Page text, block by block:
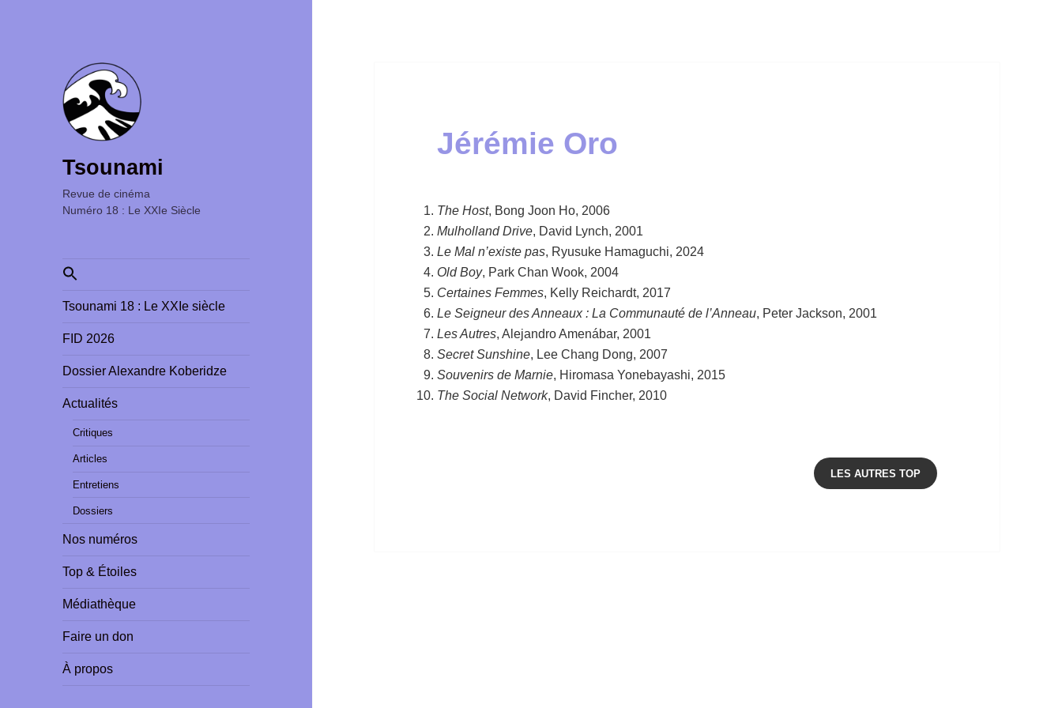
Tsounami
Revue de cinéma ‎ ‎ ‎ ‎ ‎ ‎ ‎ ‎ ‎ ‎ ‎ ‎ ‎ ‎ ‎ ‎ ‎ ‎ ‎ ‎ ‎ ‎ ‎ ‎ ‎ ‎
Numéro 18 : Le XXIe Siècle
Search
for:
Tsounami 18 : Le XXIe siècle
FID 2026
Dossier Alexandre Koberidze
Actualités
Critiques
Articles
Entretiens
Dossiers
Nos numéros
Top & Étoiles
Médiathèque
Faire un don
À propos
Jérémie Oro
The Host, Bong Joon Ho, 2006
Mulholland Drive, David Lynch, 2001
Le Mal n’existe pas, Ryusuke Hamaguchi, 2024
Old Boy, Park Chan Wook, 2004
Certaines Femmes, Kelly Reichardt, 2017
Le Seigneur des Anneaux : La Communauté de l’Anneau, Peter Jackson, 2001
Les Autres, Alejandro Amenábar, 2001
Secret Sunshine, Lee Chang Dong, 2007
Souvenirs de Marnie, Hiromasa Yonebayashi, 2015
The Social Network, David Fincher, 2010
LES AUTRES TOP